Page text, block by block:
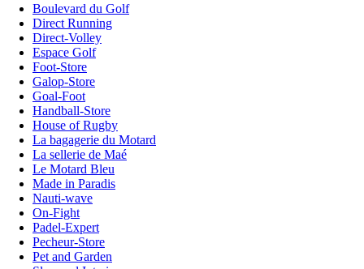
Boulevard du Golf
Direct Running
Direct-Volley
Espace Golf
Foot-Store
Galop-Store
Goal-Foot
Handball-Store
House of Rugby
La bagagerie du Motard
La sellerie de Maé
Le Motard Bleu
Made in Paradis
Nauti-wave
On-Fight
Padel-Expert
Pecheur-Store
Pet and Garden